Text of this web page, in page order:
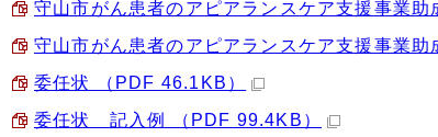
守山市がん患者のアピアランスケア支援事業
守山市がん患者のアピアランスケア支援事業
委任状 （PDF 46.1KB）
委任状 記入例 （PDF 99.4KB）